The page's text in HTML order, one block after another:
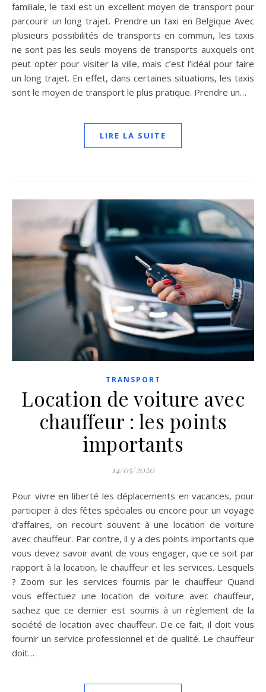
familiale, le taxi est un excellent moyen de transport pour
parcourir un long trajet. Prendre un taxi en Belgique Avec
plusieurs possibilités de transports en commun, les taxis
ne sont pas les seuls moyens de transports auxquels ont
peut opter pour visiter la ville, mais c’est l’idéal pour faire
un long trajet. En effet, dans certaines situations, les taxis
sont le moyen de transport le plus pratique. Prendre un…
LIRE LA SUITE
TRANSPORT
Location de voiture avec
chauffeur : les points
importants
14/05/2020
Pour vivre en liberté les déplacements en vacances, pour
participer à des fêtes spéciales ou encore pour un voyage
d’affaires, on recourt souvent à une location de voiture
avec chauffeur. Par contre, il y a des points importants que
vous devez savoir avant de vous engager, que ce soit par
rapport à la location, le chauffeur et les services. Lesquels
? Zoom sur les services fournis par le chauffeur Quand
vous effectuez une location de voiture avec chauffeur,
sachez que ce dernier est soumis à un règlement de la
société de location avec chauffeur. De ce fait, il doit vous
fournir un service professionnel et de qualité. Le chauffeur
doit…